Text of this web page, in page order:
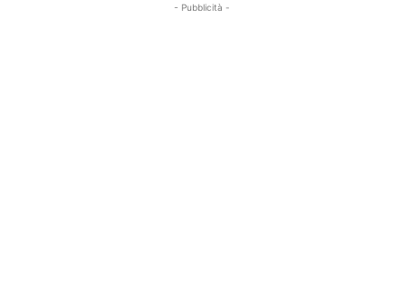
- Pubblicità -